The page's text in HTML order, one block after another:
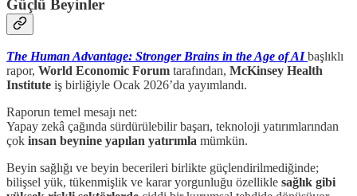
Güçlü Beyinler
The Human Advantage: Stronger Brains in the Age of AI başlıklı
rapor, World Economic Forum tarafından, McKinsey Health
Institute iş birliğiyle Ocak 2026’da yayımlandı.
Raporun temel mesajı net:
Yapay zekâ çağında sürdürülebilir başarı, teknoloji yatırımlarından
çok insan beynine yapılan yatırımla mümkün.
Beyin sağlığı ve beyin becerileri birlikte güçlendirilmediğinde;
bilişsel yük, tükenmişlik ve karar yorgunluğu özellikle sağlık gibi